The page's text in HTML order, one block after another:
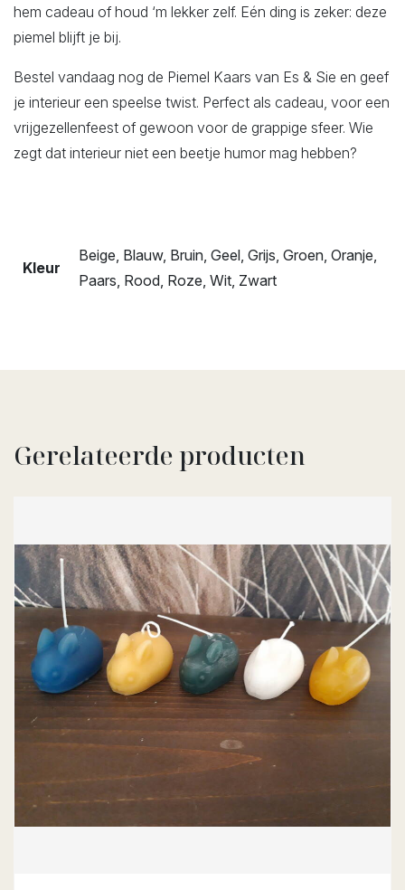
hem cadeau of houd ‘m lekker zelf. Eén ding is zeker: deze
piemel blijft je bij.
Bestel vandaag nog de Piemel Kaars van Es & Sie en geef
je interieur een speelse twist. Perfect als cadeau, voor een
vrijgezellenfeest of gewoon voor de grappige sfeer. Wie
zegt dat interieur niet een beetje humor mag hebben?
Kleur
Beige, Blauw, Bruin, Geel, Grijs, Groen, Oranje,
Paars, Rood, Roze, Wit, Zwart
Gerelateerde producten